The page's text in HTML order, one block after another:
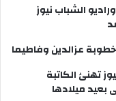
الشباب نيوز
عزالدين وفاطيما
تهنئ الكاتبة
بعيد ميلادها